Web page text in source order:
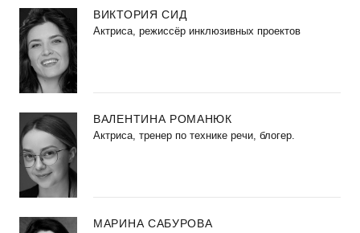
ВИКТОРИЯ СИД
Актриса, режиссёр инклюзивных проектов
ВАЛЕНТИНА РОМАНЮК
Актриса, тренер по технике речи, блогер.
МАРИНА САБУРОВА